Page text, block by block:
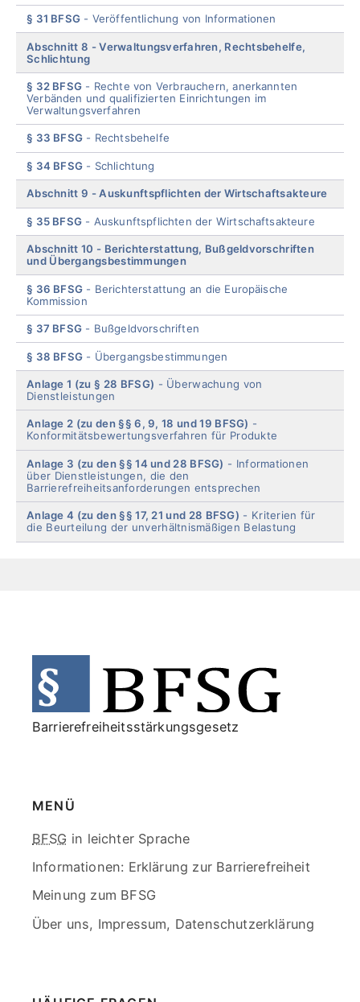
§ 31 BFSG Veröffentlichung von Informationen
Abschnitt 8
Verwaltungsverfahren, Rechtsbehelfe,
Schlichtung
§ 32 BFSG
Rechte von Verbrauchern, anerkannten
Verbänden und qualifizierten Einrichtungen im
Verwaltungsverfahren
§ 33 BFSG Rechtsbehelfe
§ 34 BFSG Schlichtung
Abschnitt 9 Auskunftspflichten der Wirtschaftsakteure
§ 35 BFSG Auskunftspflichten der Wirtschaftsakteure
Abschnitt 10
Berichterstattung, Bußgeldvorschriften
und Übergangsbestimmungen
§ 36 BFSG
Berichterstattung an die Europäische
Kommission
§ 37 BFSG Bußgeldvorschriften
§ 38 BFSG Übergangsbestimmungen
Anlage 1 (zu § 28 BFSG)
Überwachung von
Dienstleistungen
Anlage 2 (zu den §§ 6, 9, 18 und 19 BFSG)
Konformitätsbewertungsverfahren für Produkte
Anlage 3 (zu den §§ 14 und 28 BFSG)
Informationen
über Dienstleistungen, die den
Barrierefreiheitsanforderungen entsprechen
Anlage 4 (zu den §§ 17, 21 und 28 BFSG)
Kriterien für
die Beurteilung der unverhältnismäßigen Belastung
Barrierefreiheitsstärkungsgesetz
MENÜ
Skip
menu
BFSG in leichter Sprache
Informationen: Erklärung zur Barrierefreiheit
Meinung zum BFSG
Über uns, Impressum, Datenschutzerklärung